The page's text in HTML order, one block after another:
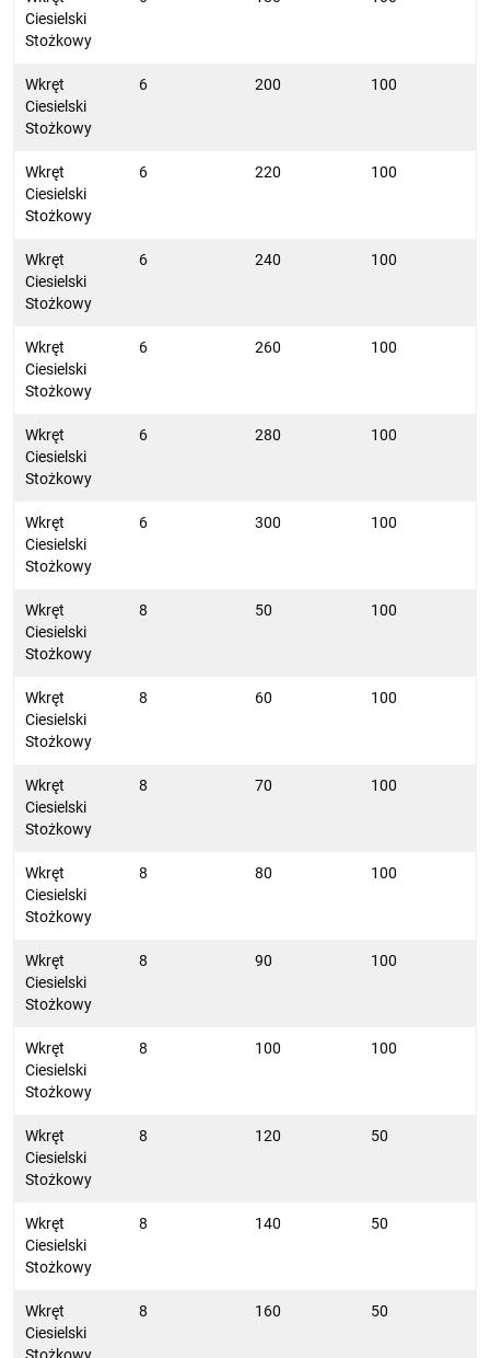
Ciesielski
Stożkowy
Wkręt
Ciesielski
Stożkowy
6 200 100
Wkręt
Ciesielski
Stożkowy
6 220 100
Wkręt
Ciesielski
Stożkowy
6 240 100
Wkręt
Ciesielski
Stożkowy
6 260 100
Wkręt
Ciesielski
Stożkowy
6 280 100
Wkręt
Ciesielski
Stożkowy
6 300 100
Wkręt
Ciesielski
Stożkowy
8 50 100
Wkręt
Ciesielski
Stożkowy
8 60 100
Wkręt
Ciesielski
Stożkowy
8 70 100
Wkręt
Ciesielski
Stożkowy
8 80 100
Wkręt
Ciesielski
Stożkowy
8 90 100
Wkręt
Ciesielski
Stożkowy
8 100 100
Wkręt
Ciesielski
Stożkowy
8 120 50
Wkręt
Ciesielski
Stożkowy
8 140 50
Wkręt
Ciesielski
8 160 50